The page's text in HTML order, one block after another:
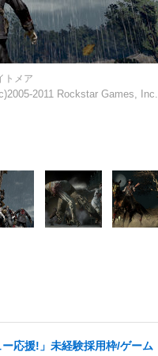
2011 Rockstar Games, Inc.
トメア
ー応援!」未経験採用枠/ゲーム